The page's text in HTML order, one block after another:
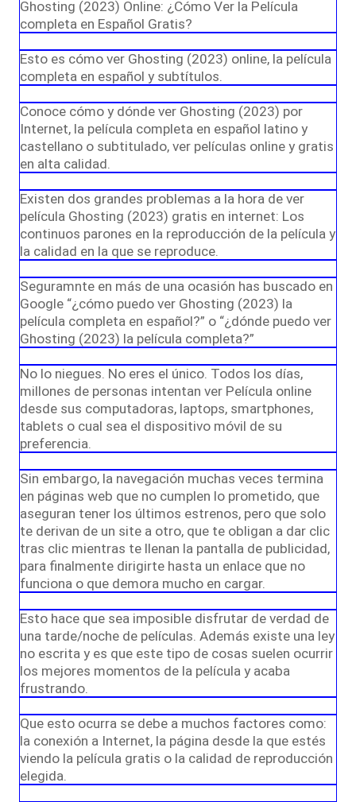
Ghosting (2023) Online: ¿Cómo Ver la Película
completa en Español Gratis?
Esto es cómo ver Ghosting (2023) online, la película
completa en español y subtítulos.
Conoce cómo y dónde ver Ghosting (2023) por
Internet, la película completa en español latino y
castellano o subtitulado, ver películas online y gratis
en alta calidad.
Existen dos grandes problemas a la hora de ver
película Ghosting (2023) gratis en internet: Los
continuos parones en la reproducción de la película y
la calidad en la que se reproduce.
Seguramnte en más de una ocasión has buscado en
Google “¿cómo puedo ver Ghosting (2023) la
película completa en español?” o “¿dónde puedo ver
Ghosting (2023) la película completa?”
No lo niegues. No eres el único. Todos los días,
millones de personas intentan ver Película online
desde sus computadoras, laptops, smartphones,
tablets o cual sea el dispositivo móvil de su
preferencia.
Sin embargo, la navegación muchas veces termina
en páginas web que no cumplen lo prometido, que
aseguran tener los últimos estrenos, pero que solo
te derivan de un site a otro, que te obligan a dar clic
tras clic mientras te llenan la pantalla de publicidad,
para finalmente dirigirte hasta un enlace que no
funciona o que demora mucho en cargar.
Esto hace que sea imposible disfrutar de verdad de
una tarde/noche de películas. Además existe una ley
no escrita y es que este tipo de cosas suelen ocurrir
los mejores momentos de la película y acaba
frustrando.
Que esto ocurra se debe a muchos factores como:
la conexión a Internet, la página desde la que estés
viendo la película gratis o la calidad de reproducción
elegida.